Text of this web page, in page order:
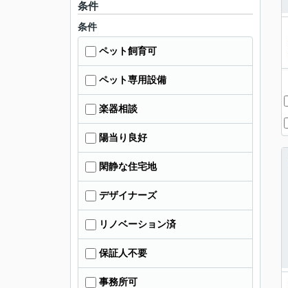
条件
条件
ペット飼育可
ペット専用設備
楽器相談
陽当り良好
閑静な住宅地
デザイナーズ
リノベーション済
保証人不要
事務所可